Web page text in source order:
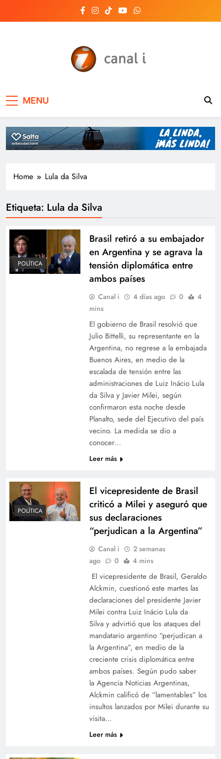
Salta, Argentina y el
mundo, las 24 horas
del día
MENU
Home Lula da Silva
Etiqueta: Lula da Silva
POLÍTICA
Brasil retiró a su embajador
en Argentina y se agrava la
tensión diplomática entre
ambos países
Canal i 4 días ago 0
4
mins
El gobierno de Brasil resolvió que
Julio Bittelli, su representante en la
Argentina, no regrese a la embajada
Buenos Aires, en medio de la
escalada de tensión entre las
administraciones de Luiz Inácio Lula
da Silva y Javier Milei, según
confirmaron esta noche desde
Planalto, sede del Ejecutivo del país
vecino. La medida se dio a
conocer…
Leer más
POLÍTICA
El vicepresidente de Brasil
criticó a Milei y aseguró que
sus declaraciones
“perjudican a la Argentina”
Canal i
2 semanas
ago
0 4 mins
El vicepresidente de Brasil, Geraldo
Alckmin, cuestionó este martes las
declaraciones del presidente Javier
Milei contra Luiz Inácio Lula da
Silva y advirtió que los ataques del
mandatario argentino “perjudican a
la Argentina”, en medio de la
creciente crisis diplomática entre
ambos países. Según pudo saber
la Agencia Noticias Argentinas,
Alckmin calificó de “lamentables” los
insultos lanzados por Milei durante su
visita…
Leer más